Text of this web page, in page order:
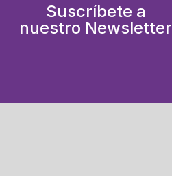
Suscríbete a
nuestro Newsletter